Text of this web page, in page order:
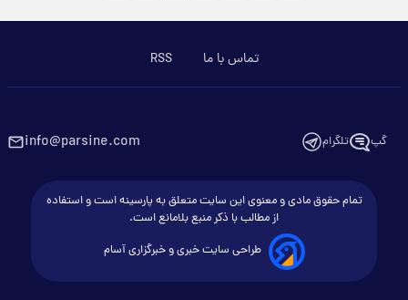
تماس با ما RSS
گپ تلگرام info@parsine.com
تمام حقوق مادی و معنوی این سایت متعلق به پارسینه است و استفاده
از مطالب با ذکر منبع بلامانع است.
طراحی سایت خبری و خبرگزاری آسام